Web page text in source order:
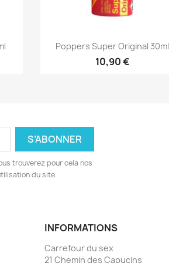
Aperçu rapide
Poppers Super Original 30ml
10,90 €
trouverez pour cela nos
du site.
INFORMATIONS
Carrefour du sex
21 Chemin des Capucins